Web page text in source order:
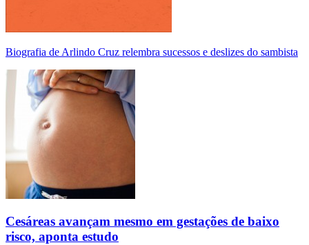
Biografia de Arlindo Cruz relembra sucessos e deslizes do sambista
Cesáreas avançam mesmo em gestações de baixo
risco, aponta estudo